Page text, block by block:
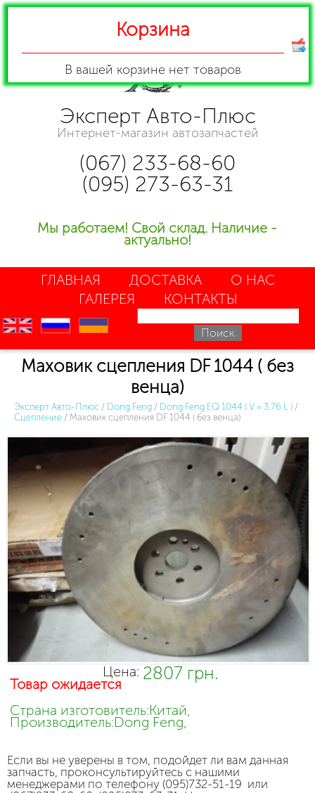
Эксперт Авто-Плюс
Интернет-магазин автозапчастей
(067) 233-68-60
(095) 273-63-31
Мы работаем! Свой склад. Наличие -
актуально!
ГЛАВНАЯ ДОСТАВКА
О НАС
ГАЛЕРЕЯ
КОНТАКТЫ
en ru uk
Маховик сцепления DF 1044 ( без
венца)
Эксперт Авто-Плюс / Dong Feng / Dong Feng EQ 1044 ( V = 3.76 L ) /
Сцепление / Маховик сцепления DF 1044 ( без венца)
Цена: 2807 грн.
Товар ожидается
Страна изготовитель:Китай,
Производитель:Dong Feng,
Если вы не уверены в том, подойдет ли вам данная
запчасть, проконсультируйтесь с нашими
менеджерами по телефону (095)732-51-19 или
Корзина
В вашей корзине нет товаров